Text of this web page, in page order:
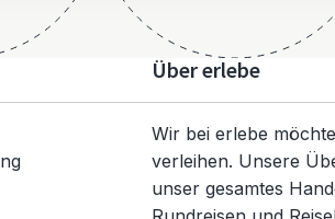
Über erlebe
Wir bei erlebe
verleihen. Unsere
unser gesamtes